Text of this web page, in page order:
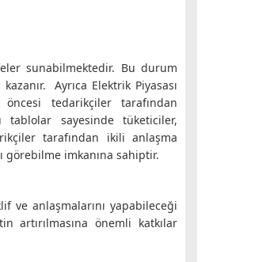
sunabilmektedir. Bu durum
Ayrıca Elektrik Piyasası
tedarikçiler tarafından
tablolar sayesinde tüketiciler,
tarafından ikili anlaşma
görebilme imkanına sahiptir.
ve anlaşmalarını yapabileceği
artırılmasına önemli katkılar